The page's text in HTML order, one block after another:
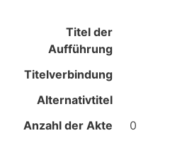
Titel der
Aufführung
Titelverbindung
Alternativtitel
Anzahl der Akte
0